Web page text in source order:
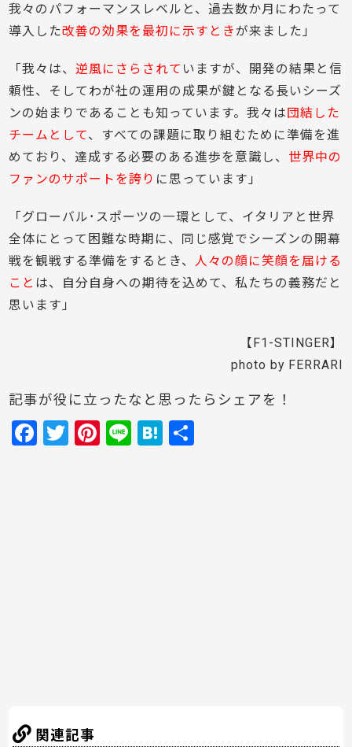
我々のパフォーマンスレベルと、過去数か月にわたって
導入した改善の効果を最初に示すときが来ました」
「我々は、逆風にさらされて いますが、開発の結果と信
頼性、そしてわが社の運用の成果が鍵となる長いシーズ
ンの始まりであることも知っています。我々は団結した
チームとして、すべての課題に取り組むために準備を進
めており、達成する必要のある進歩を意識し、 世界中の
ファンのサポートを誇り に思っています」
「グローバル･スポーツの一環として、イタリアと世界
全体にとって困難な時期に、同じ感覚でシーズンの開幕
戦を観戦する準備をするとき、 人々の顔に笑顔を届ける
こと は、自分自身への期待を込めて、私たちの義務だと
思います」
【F1-STINGER】
photo by FERRARI
記事が役に立ったなと思ったらシェアを！
F
T
Pi Li H
関連記事